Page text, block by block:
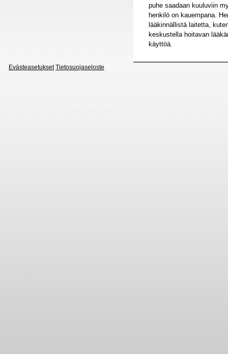
puhe saadaan kuuluviin
henkilö on kauempana.
lääkinnällistä laitetta,
keskustella hoitavan
käyttöä.
Evästeasetukset Tietosuojaseloste